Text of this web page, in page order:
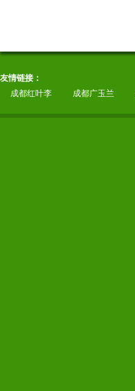
友情链接：
成都红叶李
成都广玉兰